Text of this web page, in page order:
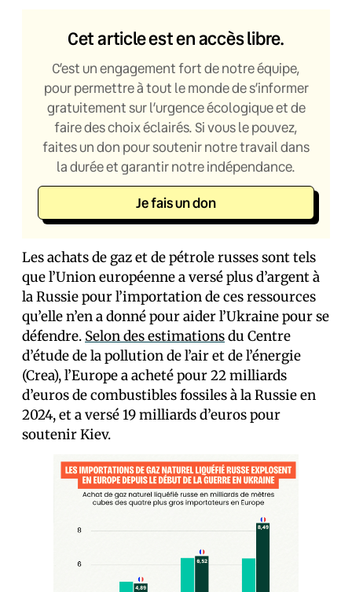
Cet article est en accès libre.
C’est un engagement fort de notre équipe,
pour permettre à tout le monde de s’informer
gratuitement sur l’urgence écologique et de
faire des choix éclairés. Si vous le pouvez,
faites un don pour soutenir notre travail dans
la durée et garantir notre indépendance.
Je fais un don
Les achats de gaz et de pétrole russes sont tels
que l’Union européenne a versé plus d’argent à
la Russie pour l’importation de ces ressources
qu’elle n’en a donné pour aider l’Ukraine pour se
défendre. Selon des estimationsdu Centre
d’étude de la pollution de l’air et de l’énergie
(Crea), l’Europe a acheté pour 22 milliards
d’euros de combustibles fossiles à la Russie en
2024, et a versé 19 milliards d’euros pour
soutenir Kiev.